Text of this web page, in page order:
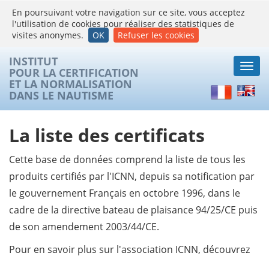
En poursuivant votre navigation sur ce site, vous acceptez
l'utilisation de cookies pour réaliser des statistiques de
visites anonymes.
OK Refuser les cookies
INSTITUT
POUR LA CERTIFICATION
ET LA NORMALISATION
DANS LE NAUTISME FrançaisEnglish
La liste des certificats
Cette base de données comprend la liste de tous les
produits certifiés par l'ICNN, depuis sa notification par
le gouvernement Français en octobre 1996, dans le
cadre de la directive bateau de plaisance 94/25/CE puis
de son amendement 2003/44/CE.
Pour en savoir plus sur l'association ICNN, découvrez